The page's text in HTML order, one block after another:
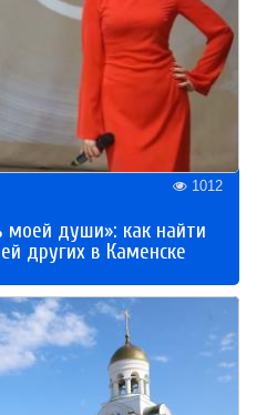
1012
души»: как найти
других в Каменске